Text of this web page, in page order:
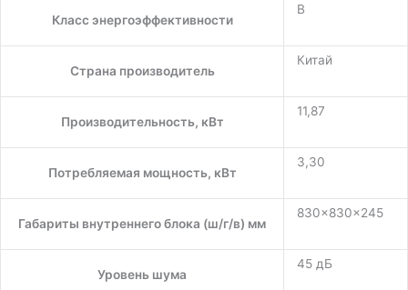
Класс энергоэффективности
B
Страна производитель
Китай
Производительность, кВт
11,87
Потребляемая мощность, кВт
3,30
Габариты внутреннего блока (ш/г/в) мм
830×830×245
Уровень шума
45 дБ